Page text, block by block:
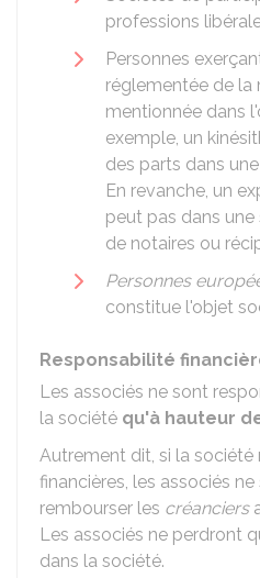
professions
Personnes
réglementée de
mentionnée dans
exemple, un
des parts dans
En revanche, un
peut pas dans
de notaires ou
Personnes
constitue l'objet
Responsabilité
Les associés ne sont
la société qu'à hauteur
Autrement dit, si la
financières, les associés
rembourser les créanciers
Les associés ne perdront
dans la société.